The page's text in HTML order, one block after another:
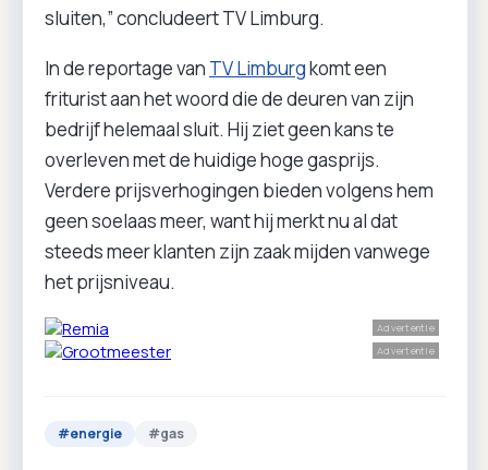
sluiten,” concludeert TV Limburg.
In de reportage van TV Limburgkomt een
friturist aan het woord die de deuren van zijn
bedrijf helemaal sluit. Hij ziet geen kans te
overleven met de huidige hoge gasprijs.
Verdere prijsverhogingen bieden volgens hem
geen soelaas meer, want hij merkt nu al dat
steeds meer klanten zijn zaak mijden vanwege
het prijsniveau.
Advertentie
Advertentie
#energie #gas